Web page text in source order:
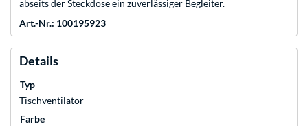
abseits der Steckdose ein zuverlässiger Begleiter.
Art.-Nr.: 100195923
Details
Typ
Tischventilator
Farbe